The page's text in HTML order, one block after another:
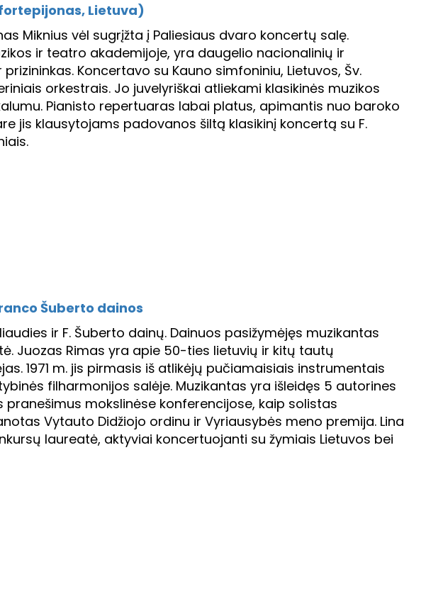
Lietuva)
Miknius vėl sugrįžta į Paliesiaus dvaro koncertų salę.
ir teatro akademijoje, yra daugelio nacionalinių ir
Koncertavo su Kauno simfoniniu, Lietuvos, Šv.
orkestrais. Jo juvelyriškai atliekami klasikinės muzikos
Pianisto repertuaras labai platus, apimantis nuo baroko
jis klausytojams padovanos šiltą klasikinį koncertą su F.
Šuberto dainos
ir F. Šuberto dainų. Dainuos pasižymėjęs muzikantas
Juozas Rimas yra apie 50-ties lietuvių ir kitų tautų
1971 m. jis pirmasis iš atlikėjų pučiamaisiais instrumentais
filharmonijos salėje. Muzikantas yra išleidęs 5 autorines
mokslinėse konferencijose, kaip solistas
Vytauto Didžiojo ordinu ir Vyriausybės meno premija. Lina
laureatė, aktyviai koncertuojanti su žymiais Lietuvos bei